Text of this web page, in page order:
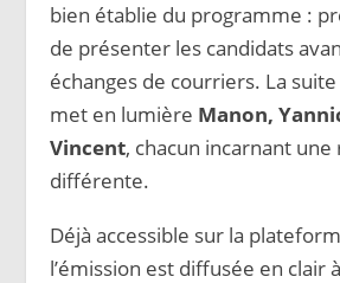
bien établie du programme :
de présenter les candidats
échanges de courriers. La
met en lumière Manon,
Vincent, chacun incarnant
différente.
Déjà accessible sur la
l’émission est diffusée en clair